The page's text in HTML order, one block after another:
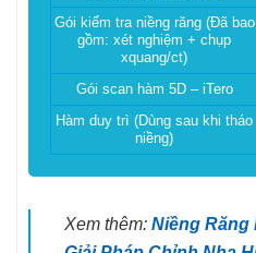
Gói kiểm tra niềng răng (Đã bao
gồm: xét nghiệm + chụp
xquang/ct)
Gói scan hàm 5D – iTero
Hàm duy trì (Dùng sau khi tháo
niềng)
Xem thêm: Niềng Răng